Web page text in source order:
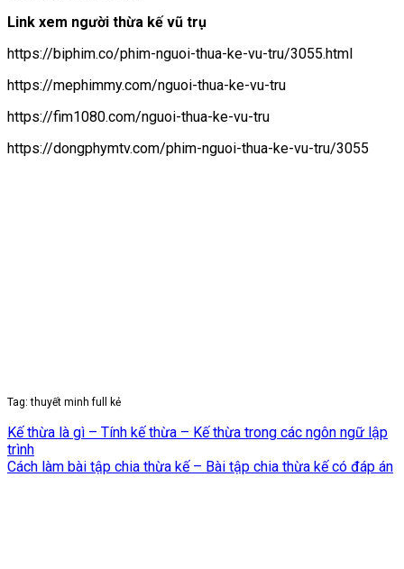
Link xem người thừa kế vũ trụ
https://biphim.co/phim-nguoi-thua-ke-vu-tru/3055.html
https://mephimmy.com/nguoi-thua-ke-vu-tru
https://fim1080.com/nguoi-thua-ke-vu-tru
https://dongphymtv.com/phim-nguoi-thua-ke-vu-tru/3055
Tag: thuyết minh full kẻ
Kế thừa là gì – Tính kế thừa – Kế thừa trong các ngôn ngữ lập
trình
Cách làm bài tập chia thừa kế – Bài tập chia thừa kế có đáp án